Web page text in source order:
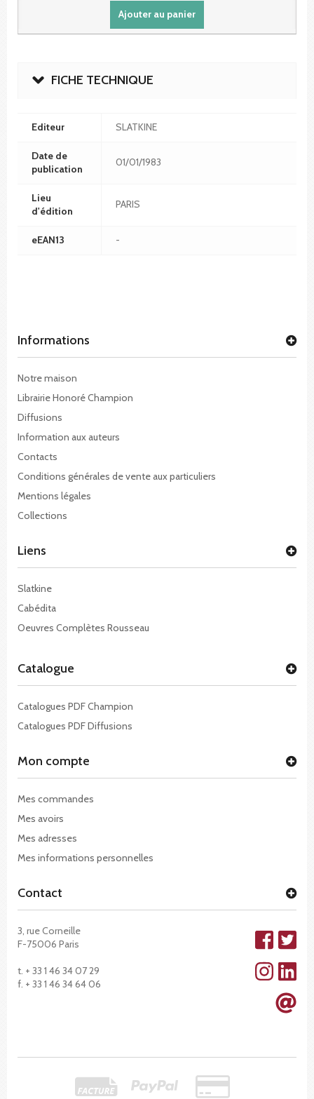
Ajouter au panier
FICHE TECHNIQUE
Editeur SLATKINE
Date de
publication
01/01/1983
Lieu
d'édition
PARIS
eEAN13 -
Informations
Notre maison
Librairie Honoré Champion
Diffusions
Information aux auteurs
Contacts
Conditions générales de vente aux particuliers
Mentions légales
Collections
Liens
Slatkine
Cabédita
Oeuvres Complètes Rousseau
Catalogue
Catalogues PDF Champion
Catalogues PDF Diffusions
Mon compte
Mes commandes
Mes avoirs
Mes adresses
Mes informations personnelles
Contact
3, rue Corneille
F-75006 Paris
t. + 33 1 46 34 07 29
f. + 33 1 46 34 64 06